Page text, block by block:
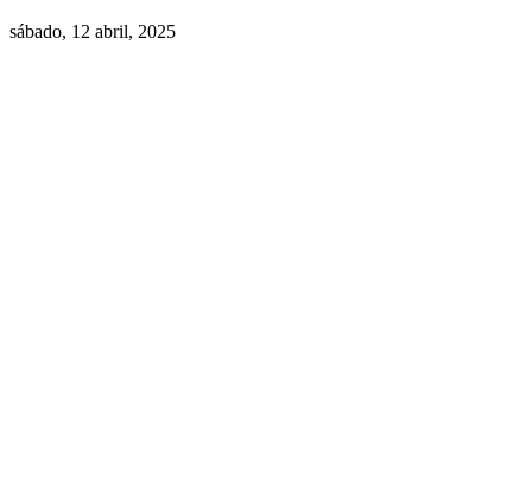
sábado, 12 abril, 2025